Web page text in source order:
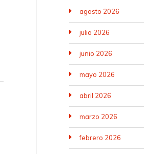
agosto 2026
julio 2026
junio 2026
mayo 2026
abril 2026
marzo 2026
febrero 2026